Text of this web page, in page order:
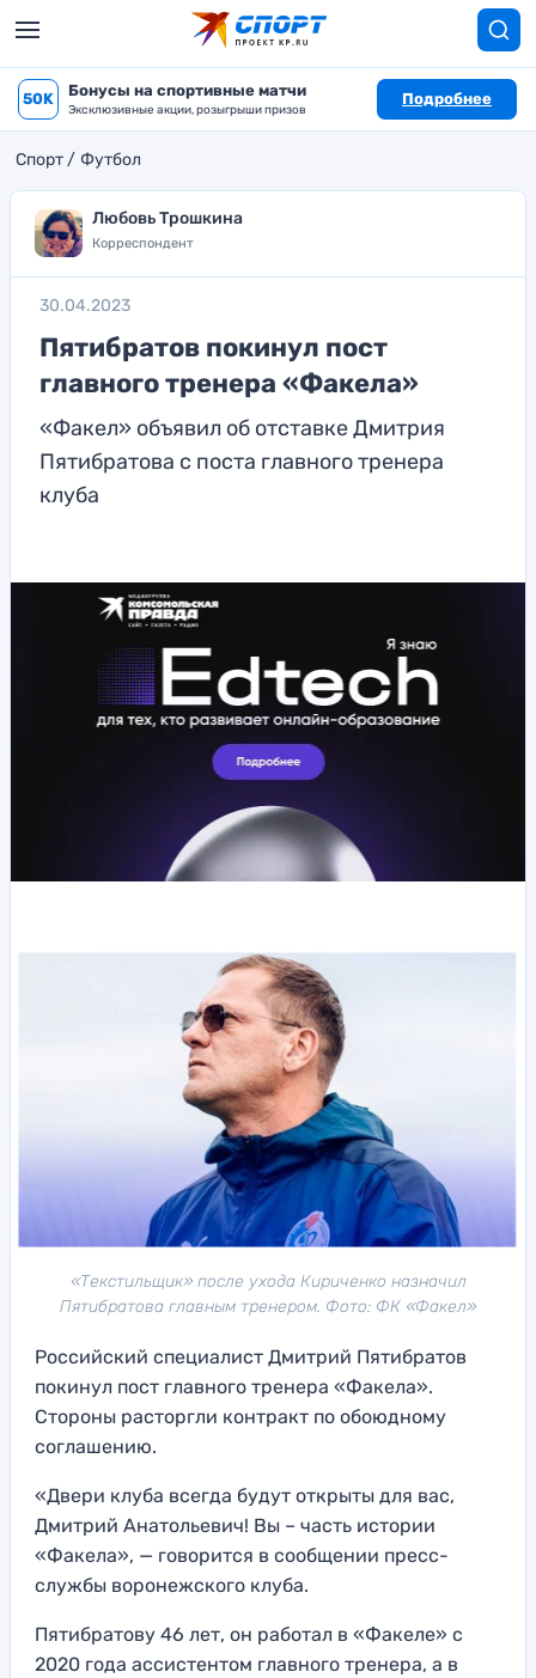
50K Бонусы на спортивные матчи
Эксклюзивные акции, розыгрыши призов
Подробнее
Спорт Футбол
Любовь Трошкина
Корреспондент
30.04.2023
Пятибратов покинул пост
главного тренера «Факела»
«Факел» объявил об отставке Дмитрия
Пятибратова с поста главного тренера
клуба
«Текстильщик» после ухода Кириченко назначил
Пятибратова главным тренером. Фото: ФК «Факел»
Российский специалист Дмитрий Пятибратов
покинул пост главного тренера «Факела».
Стороны расторгли контракт по обоюдному
соглашению.
«Двери клуба всегда будут открыты для вас,
Дмитрий Анатольевич! Вы – часть истории
«Факела», — говорится в сообщении пресс-
службы воронежского клуба.
Пятибратову 46 лет, он работал в «Факеле» с
2020 года ассистентом главного тренера, а в